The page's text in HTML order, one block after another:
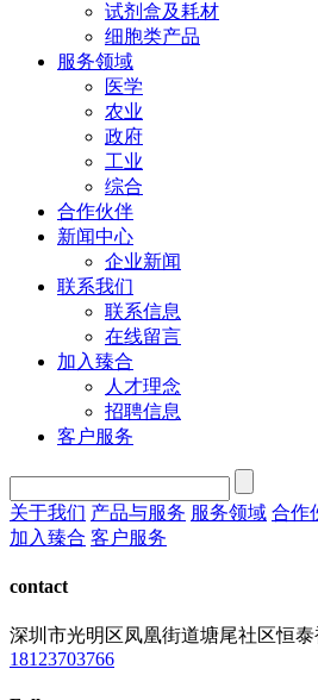
试剂盒及耗材
细胞类产品
服务领域
医学
农业
政府
工业
综合
合作伙伴
新闻中心
企业新闻
联系我们
联系信息
在线留言
加入臻合
人才理念
招聘信息
客户服务
关于我们 产品与服务 服务领域 合作
加入臻合 客户服务
contact
深圳市光明区凤凰街道塘尾社区恒泰
18123703766